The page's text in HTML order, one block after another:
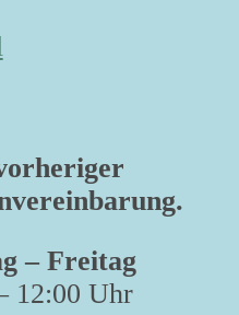
– Freitag
12:00 Uhr